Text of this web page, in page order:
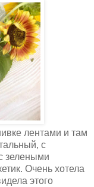
лентами и там
с
зелеными
Очень хотела
этого